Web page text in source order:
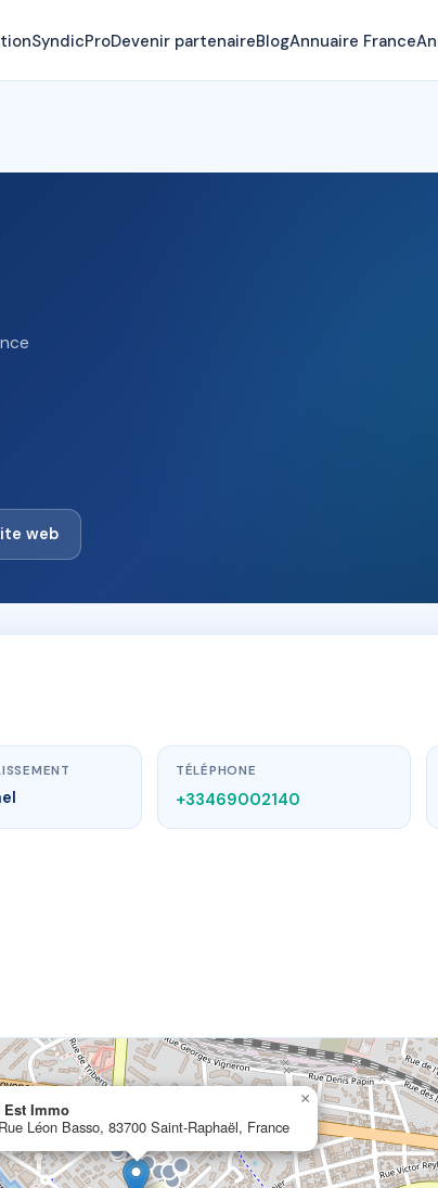
SyndicProDevenir partenaireBlogAnnuaire France
web
TÉLÉPHONE
+33469002140
Est Immo
Léon Basso, 83700 Saint-Raphaël, France
×